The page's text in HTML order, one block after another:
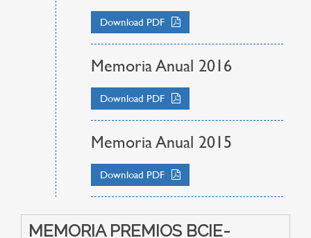
Download PDF
Memoria Anual 2016
Download PDF
Memoria Anual 2015
Download PDF
MEMORIA PREMIOS BCIE-